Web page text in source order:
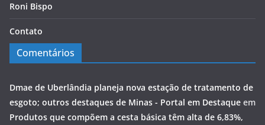
Roni Bispo
Contato
Comentários
Dmae de Uberlândia planeja nova estação de tratamento de
esgoto; outros destaques de Minas - Portal em Destaque em
Produtos que compõem a cesta básica têm alta de 6,83%,